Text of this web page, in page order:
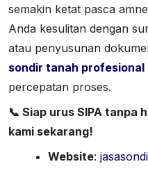
semakin ketat pasca
Anda kesulitan dengan
atau penyusunan
sondir tanah profesional
percepatan proses.
📞 Siap urus SIPA tanpa
kami sekarang!
Website: